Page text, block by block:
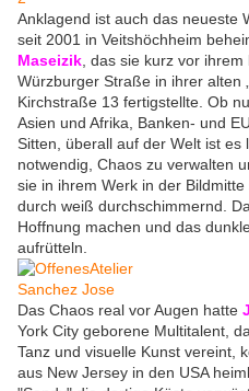
Anklagend ist auch das neueste
seit 2001 in Veitshöchheim
Maseizik , das sie kurz vor
Würzburger Straße in ihrer alten
Kirchstraße 13 fertigstellte. Ob
Asien und Afrika, Banken- und
Sitten, überall auf der Welt ist es
notwendig, Chaos zu verwalten
sie in ihrem Werk in der
durch weiß durchschimmernd.
Hoffnung machen und das
aufrütteln.
Das Chaos real vor Augen hatte
York City geborene Multitalent,
Tanz und visuelle Kunst vereint,
aus New Jersey in den USA